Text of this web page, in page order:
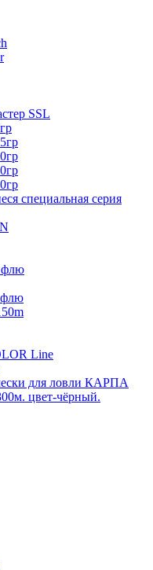
SSL
специальная серия
флю
флю
Line
для ловли КАРПА
цвет-чёрный.